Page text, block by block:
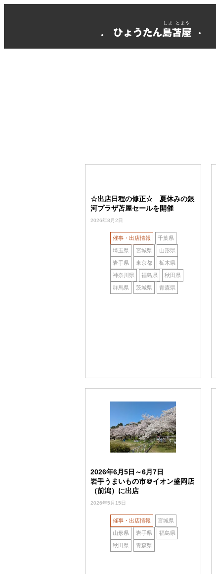
☆出店日程の修正☆ 夏休みの銀
河プラザ苫屋セールを開催
2026年8月2日
催事・出店情報 千葉県
埼玉県 宮城県 山形県
岩手県 東京都 栃木県
神奈川県 福島県 秋田県
群馬県 茨城県 青森県
2026年6月5日～6月7日
岩手うまいもの市＠イオン盛岡店
（前潟）に出店
2026年5月15日
催事・出店情報 宮城県
山形県 岩手県 福島県
秋田県 青森県